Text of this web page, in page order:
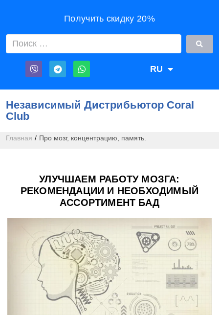
Получить скидку 20%
RU
UA
Независимый Дистрибьютор Coral
Club
Главная / Про мозг, концентрацию, память.
УЛУЧШАЕМ РАБОТУ МОЗГА:
РЕКОМЕНДАЦИИ И НЕОБХОДИМЫЙ
АССОРТИМЕНТ БАД